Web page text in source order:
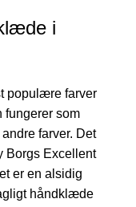
i
populære farver
fungerer som
farver. Det
Borgs Excellent
er en alsidig
håndklæde